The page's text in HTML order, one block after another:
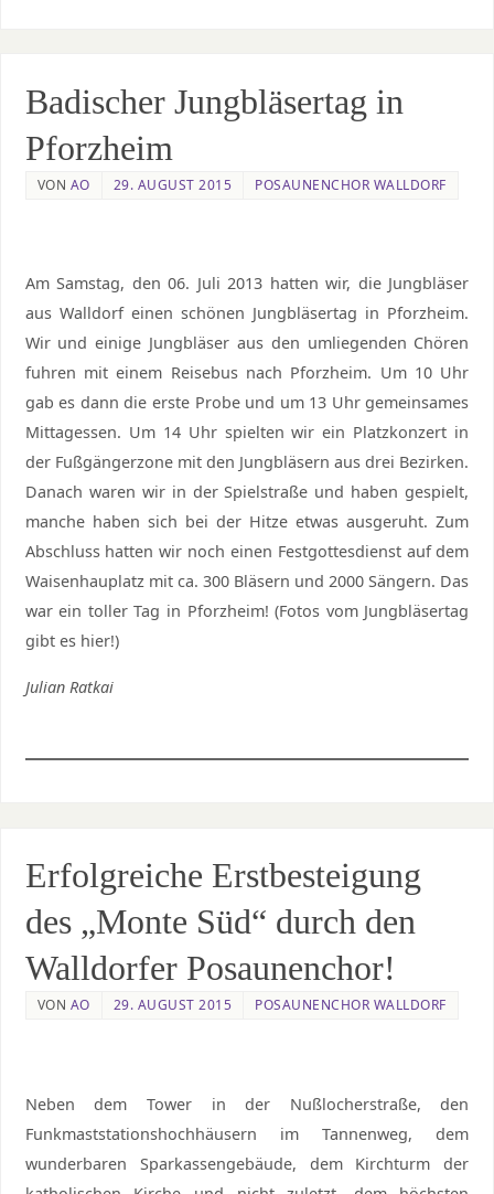
Badischer Jungbläsertag in
Pforzheim
VON AO 29. AUGUST 2015 POSAUNENCHOR WALLDORF
Am Samstag, den 06. Juli 2013 hatten wir, die Jungbläser
aus Walldorf einen schönen Jungbläsertag in Pforzheim.
Wir und einige Jungbläser aus den umliegenden Chören
fuhren mit einem Reisebus nach Pforzheim. Um 10 Uhr
gab es dann die erste Probe und um 13 Uhr gemeinsames
Mittagessen. Um 14 Uhr spielten wir ein Platzkonzert in
der Fußgängerzone mit den Jungbläsern aus drei Bezirken.
Danach waren wir in der Spielstraße und haben gespielt,
manche haben sich bei der Hitze etwas ausgeruht. Zum
Abschluss hatten wir noch einen Festgottesdienst auf dem
Waisenhauplatz mit ca. 300 Bläsern und 2000 Sängern. Das
war ein toller Tag in Pforzheim! (Fotos vom Jungbläsertag
gibt es hier!)
Julian Ratkai
Erfolgreiche Erstbesteigung
des „Monte Süd“ durch den
Walldorfer Posaunenchor!
VON AO 29. AUGUST 2015 POSAUNENCHOR WALLDORF
Neben dem Tower in der Nußlocherstraße, den
Funkmaststationshochhäusern im Tannenweg, dem
wunderbaren Sparkassengebäude, dem Kirchturm der